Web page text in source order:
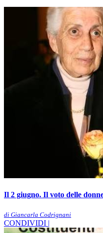
Il 2 giugno. Il voto delle
di Giancarla Codrignani
CONDIVIDI |